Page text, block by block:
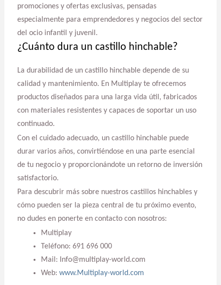
promociones y ofertas exclusivas, pensadas
especialmente para emprendedores y negocios del sector
del ocio infantil y juvenil.
¿Cuánto dura un castillo hinchable?
La durabilidad de un castillo hinchable depende de su
calidad y mantenimiento. En Multiplay te ofrecemos
productos diseñados para una larga vida útil, fabricados
con materiales resistentes y capaces de soportar un uso
continuado.
Con el cuidado adecuado, un castillo hinchable puede
durar varios años, convirtiéndose en una parte esencial
de tu negocio y proporcionándote un retorno de inversión
satisfactorio.
Para descubrir más sobre nuestros castillos hinchables y
cómo pueden ser la pieza central de tu próximo evento,
no dudes en ponerte en contacto con nosotros:
Multiplay
Teléfono: 691 696 000
Mail: Info@multiplay-world.com
Web: www.Multiplay-world.com